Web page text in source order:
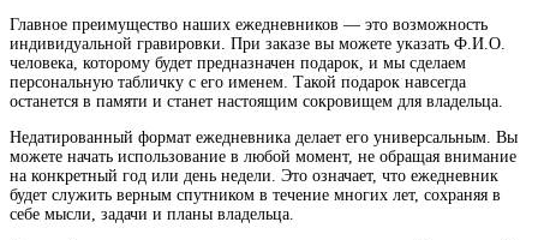
Главное преимущество наших ежедневников — это возможность
индивидуальной гравировки. При заказе вы можете указать Ф.И.О.
человека, которому будет предназначен подарок, и мы сделаем
персональную табличку с его именем. Такой подарок навсегда
останется в памяти и станет настоящим сокровищем для владельца.
Недатированный формат ежедневника делает его универсальным. Вы
можете начать использование в любой момент, не обращая внимание
на конкретный год или день недели. Это означает, что ежедневник
будет служить верным спутником в течение многих лет, сохраняя в
себе мысли, задачи и планы владельца.